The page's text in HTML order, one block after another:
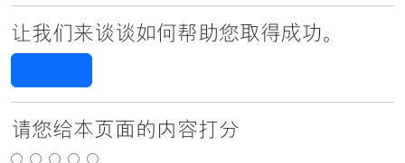
让我们来谈谈如何帮助您取得成功。
请您给本页面的内容打分